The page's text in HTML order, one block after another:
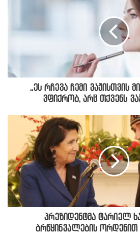
,,ეს რჩევა ჩემი ვაჟისთვის
ვფიქრობ, არც თქვენს
პრეზიდენტმა ტარიელ
ბრწყინვალების